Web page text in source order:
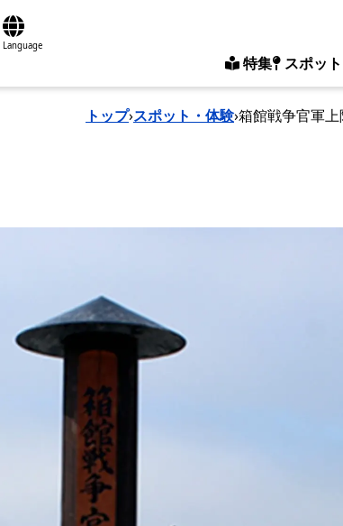
特集 スポッ
Language
トップ›スポット・体験›箱館戦争官軍